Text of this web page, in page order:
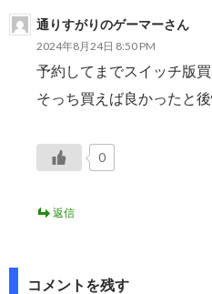
通りすがりのゲーマーさん
2024年8月24日 8:50 PM
予約してまでスイッチ版
そっち買えば良かったと
0
返信
コメントを残す